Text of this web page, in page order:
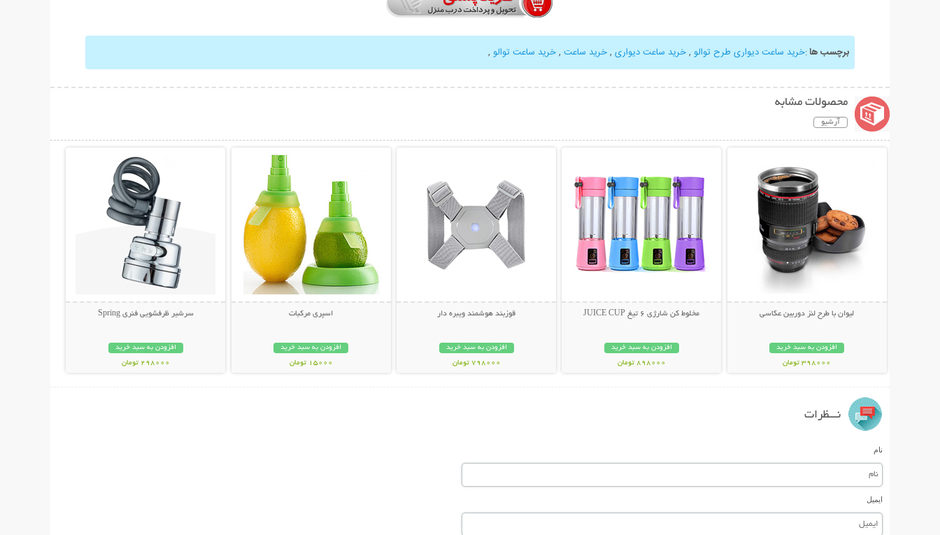
برچسب ها:خرید ساعت دیواری طرح توالو ,خرید ساعت دیواری ,خرید ساعت ,خرید ساعت توالو ,
محصولات مشابه
آرشیو
لیوان با طرح لنز دوربین عکاسی
افزودن به سبد خرید
398000 تومان
مخلوط کن شارژی 6 تیغ JUICE CUP
افزودن به سبد خرید
898000 تومان
قوزبند هوشمند ویبره دار
افزودن به سبد خرید
798000 تومان
اسپری مرکبات
افزودن به سبد خرید
15000 تومان
سرشیر ظرفشویی فنری Spring
افزودن به سبد خرید
298000 تومان
نـــظرات
نام
ایمیل